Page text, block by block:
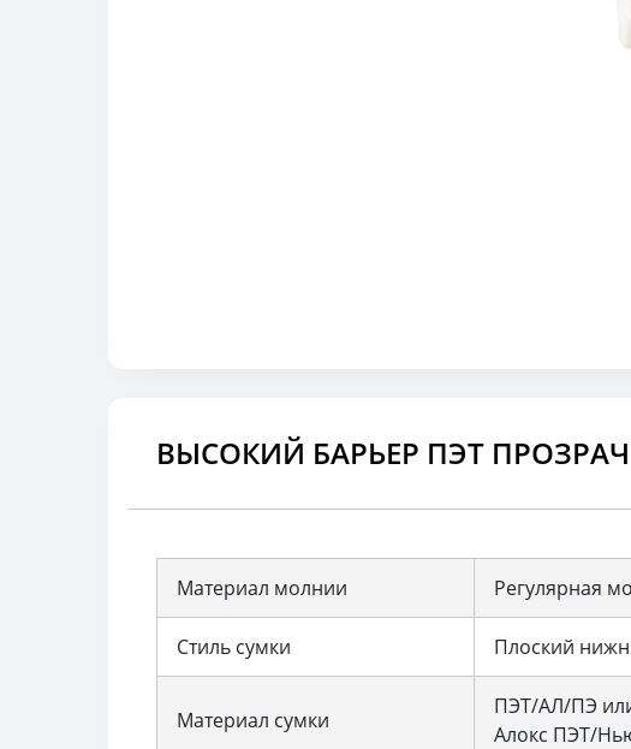
ВЫСОКИЙ БАРЬЕР ПЭТ
Материал молнии Регулярная
Стиль сумки Плоский
Материал сумки
ПЭТ/АЛ/ПЭ
Алокс ПЭТ/